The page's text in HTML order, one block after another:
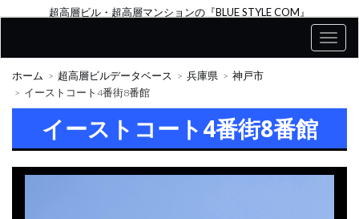
超高層ビル・超高層マンションの『BLUE STYLE COM』
ホーム 超高層ビルデータベース 兵庫県
神戸市
イーストコート4番街8番館
イーストコート4番街8番館